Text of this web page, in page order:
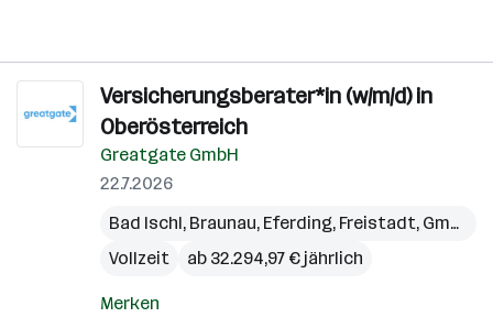
Versicherungsberater*in (w/m/d) in
Oberösterreich
Greatgate GmbH
22.7.2026
Bad Ischl, Braunau, Eferding, Freistadt, Gmunden
Vollzeit
ab 32.294,97 € jährlich
Merken